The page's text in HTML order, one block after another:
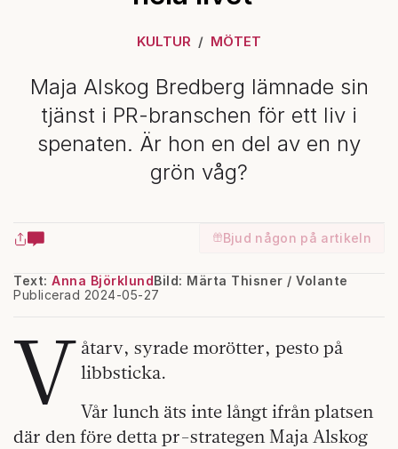
KULTUR MÖTET
Maja Alskog Bredberg lämnade sin
tjänst i PR-branschen för ett liv i
spenaten. Är hon en del av en ny
grön våg?
Bjud någon på artikeln
Text: Anna Björklund
Publicerad 2024-05-27
Bild: Märta Thisner / Volante
V åtarv, syrade morötter, pesto på
libbsticka.
Vår lunch äts inte långt ifrån platsen
där den före detta pr-strategen Maja Alskog